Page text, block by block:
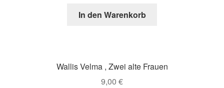
In den Warenkorb
Wallis Velma , Zwei alte Frauen
9,00 €